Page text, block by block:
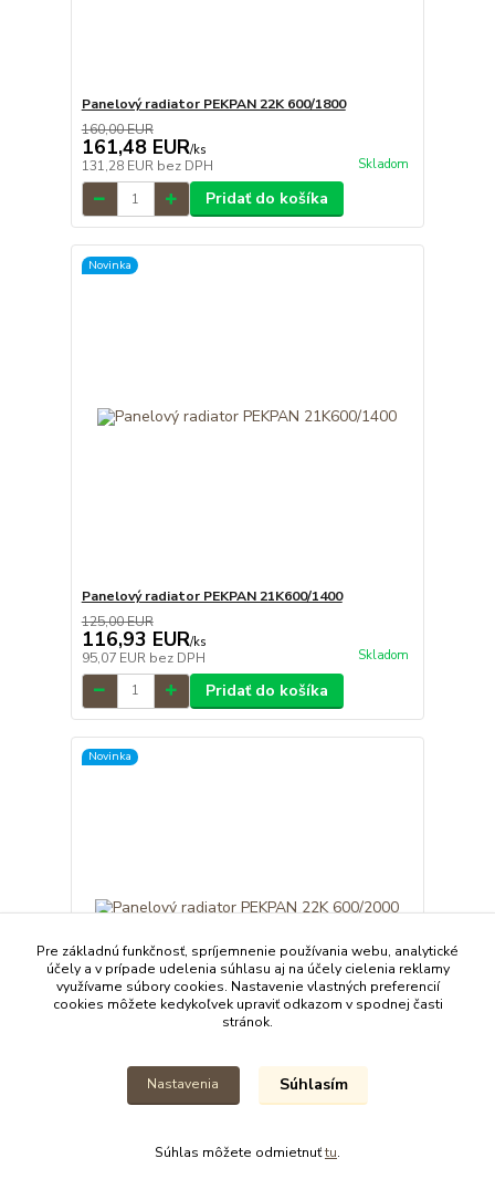
Panelový radiator PEKPAN 22K 600/1800
160,00 EUR
161,48 EUR/ks
131,28 EUR bez DPH Skladom
Pridať do košíka
Novinka
Panelový radiator PEKPAN 21K600/1400
125,00 EUR
116,93 EUR/ks
95,07 EUR bez DPH Skladom
Pridať do košíka
Novinka
Panelový radiator PEKPAN 22K 600/2000
143,54 EURbez DPH
Pre základnú funkčnosť, spríjemnenie používania webu, analytické
účely a v prípade udelenia súhlasu aj na účely cielenia reklamy
využívame súbory cookies. Nastavenie vlastných preferencií
cookies môžete kedykoľvek upraviť odkazom v spodnej časti
stránok.
Nastavenia Súhlasím
Súhlas môžete odmietnuťtu.